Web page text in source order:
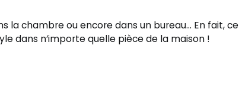
la chambre ou encore dans un bureau… En fait, ce
dans n’importe quelle pièce de la maison !